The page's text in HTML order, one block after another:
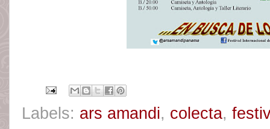
Labels: ars amandi, colecta,